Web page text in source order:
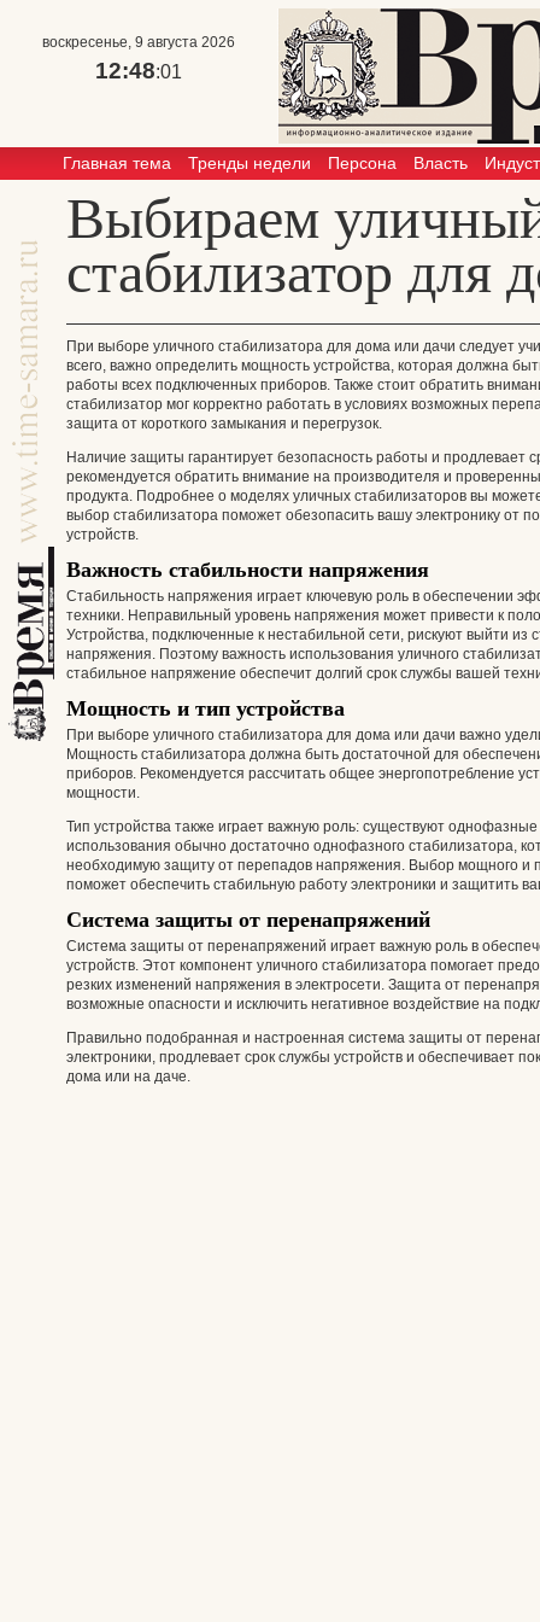
воскресенье, 9 августа 2026
12:48:01
Главная тема Тренды недели Персона Власть
Выбираем
стабилизатор для
При выборе уличного стабилизатора для дома или дачи следует
всего, важно определить мощность устройства, которая должна
работы всех подключенных приборов. Также стоит обратить
стабилизатор мог корректно работать в условиях возможных
защита от короткого замыкания и перегрузок.
Наличие защиты гарантирует безопасность работы и продлевает
рекомендуется обратить внимание на производителя и
продукта. Подробнее о моделях уличных стабилизаторов вы
выбор стабилизатора поможет обезопасить вашу электронику от
устройств.
Важность стабильности напряжения
Стабильность напряжения играет ключевую роль в обеспечении
техники. Неправильный уровень напряжения может привести к
Устройства, подключенные к нестабильной сети, рискуют выйти
напряжения. Поэтому важность использования уличного
стабильное напряжение обеспечит долгий срок службы вашей
Мощность и тип устройства
При выборе уличного стабилизатора для дома или дачи важно
Мощность стабилизатора должна быть достаточной для
приборов. Рекомендуется рассчитать общее энергопотребление
мощности.
Тип устройства также играет важную роль: существуют
использования обычно достаточно однофазного стабилизатора,
необходимую защиту от перепадов напряжения. Выбор мощного и
поможет обеспечить стабильную работу электроники и защитить
Система защиты от перенапряжений
Система защиты от перенапряжений играет важную роль в
устройств. Этот компонент уличного стабилизатора помогает
резких изменений напряжения в электросети. Защита от
возможные опасности и исключить негативное воздействие на
Правильно подобранная и настроенная система защиты от
электроники, продлевает срок службы устройств и обеспечивает
дома или на даче.